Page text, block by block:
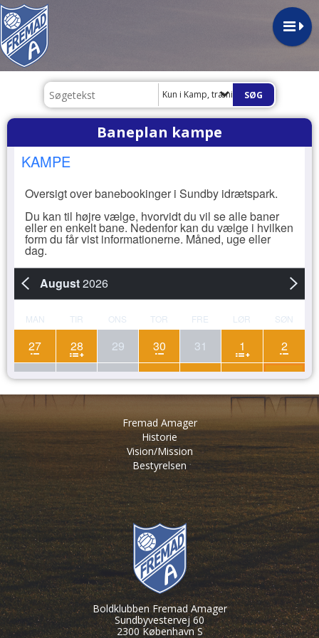
Kun i Kamp, træning og baneplan
Baneplan kampe
Fremad Amager
Historie
Vision/Mission
Bestyrelsen
Boldklubben Fremad Amager
Sundbyvestervej 60
2300 København S